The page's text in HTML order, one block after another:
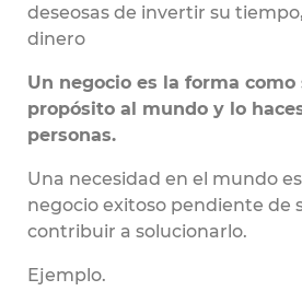
deseosas de invertir su
dinero
Un negocio es la forma como
propósito al mundo y lo
personas.
Una necesidad en el mundo
negocio exitoso pendiente de
contribuir a solucionarlo.
Ejemplo.